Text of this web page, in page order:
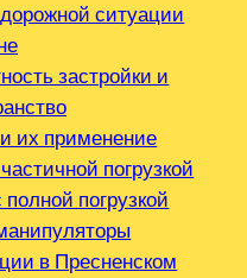
ситуации
застройки и
их применение
погрузкой
погрузкой
в Пресненском